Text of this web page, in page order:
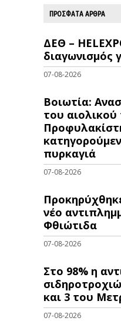
ΠΡΟΣΦΑΤΑ ΑΡΘΡΑ
ΔΕΘ –
διαγωνισμός
07-08-2026
Βοιωτία:
του
πυρκαγιά
07-08-2026
νέo
Φθιώτιδα
07-08-2026
Στο 98% η
και 3 του
07-08-2026